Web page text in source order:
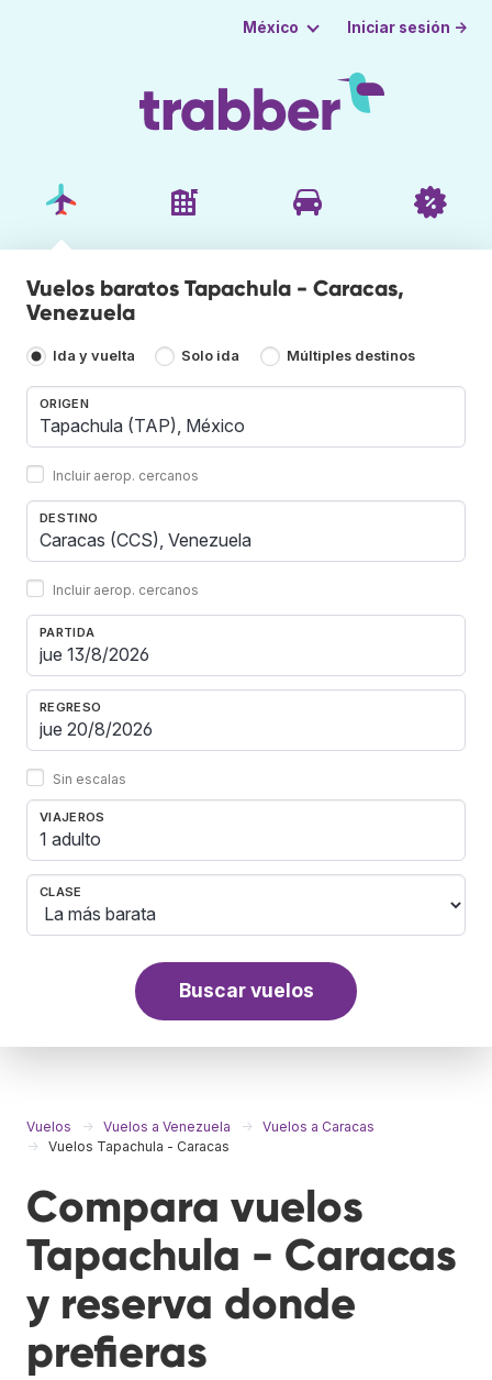
México Iniciar sesión →
Vuelos baratos Tapachula - Caracas,
Venezuela
Ida y vuelta Solo ida Múltiples destinos
ORIGEN
Incluir aerop. cercanos
DESTINO
Incluir aerop. cercanos
PARTIDA
REGRESO
Sin escalas
VIAJEROS
1 adulto
CLASE
Buscar vuelos
Vuelos Vuelos a Venezuela
Vuelos a Caracas
Vuelos Tapachula - Caracas
Compara vuelos
Tapachula - Caracas
y reserva donde
prefieras